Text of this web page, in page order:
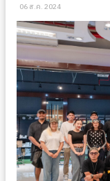
06 ส.ค. 2024